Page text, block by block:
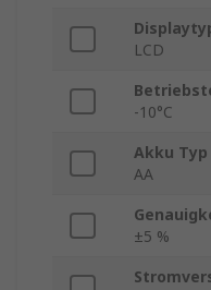
LCD
-10°C
Akku Typ
AA
±5 %